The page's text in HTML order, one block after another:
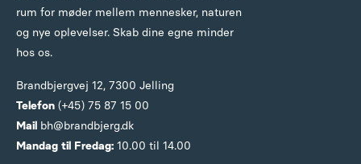
rum for møder mellem mennesker, naturen
og nye oplevelser. Skab dine egne minder
hos os.
Brandbjergvej 12, 7300 Jelling
Telefon (+45) 75 87 15 00
Mail bh@brandbjerg.dk
Mandag til Fredag: 10.00 til 14.00